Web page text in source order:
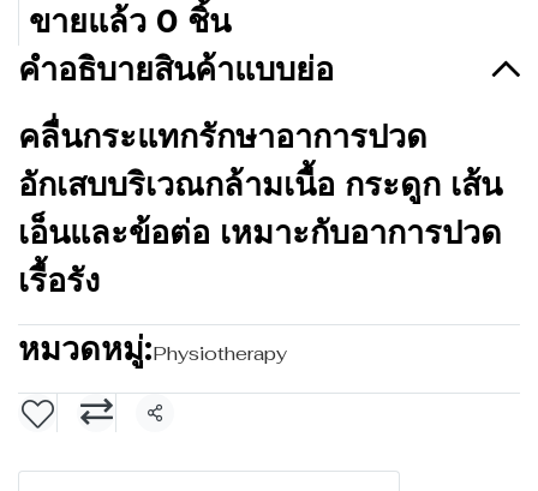
ขายแล้ว 0 ชิ้น
คำอธิบายสินค้าแบบย่อ
คลื่นกระแทกรักษาอาการปวด
อักเสบบริเวณกล้ามเนื้อ กระดูก เส้น
เอ็นและข้อต่อ เหมาะกับอาการปวด
เรื้อรัง
หมวดหมู่:Physiotherapy
แชร์